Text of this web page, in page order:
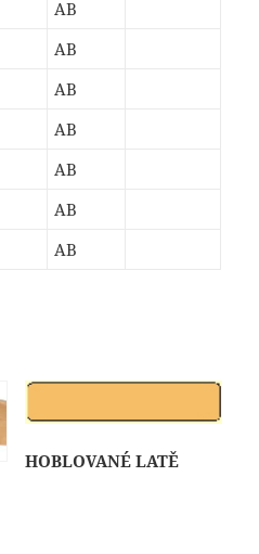
AB
AB
AB
AB
AB
AB
AB
HOBLOVANÉ LATĚ